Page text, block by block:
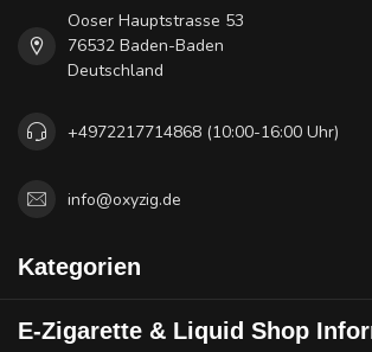
Ooser Hauptstrasse 53
76532 Baden-Baden
Deutschland
+4972217714868 (10:00-16:00 Uhr)
info@oxyzig.de
Kategorien
E-Zigarette & Liquid Shop